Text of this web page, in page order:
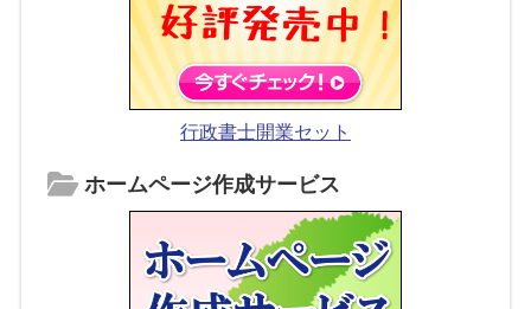
行政書士開業セット
ホームページ作成サービス